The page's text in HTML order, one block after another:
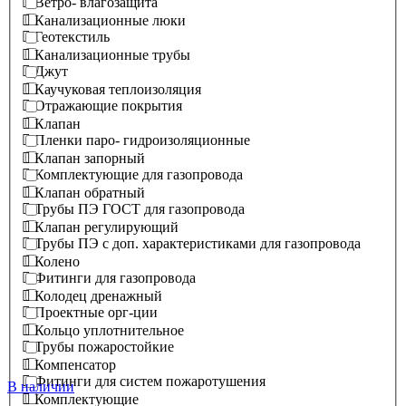
Геотекстиль
Джут
Отражающие покрытия
Пленки паро- гидроизоляционные
Комплектующие для газопровода
Трубы ПЭ ГОСТ для газопровода
Трубы ПЭ с доп. характеристиками для газопровода
Фитинги для газопровода
Проектные орг-ции
Трубы пожаростойкие
Фитинги для систем пожаротушения
Канализационные люки
Канализационные трубы
Каучуковая теплоизоляция
Клапан
Клапан запорный
Клапан обратный
Клапан регулирующий
Колено
Колодец дренажный
Кольцо уплотнительное
Компенсатор
Комплектующие
В наличии